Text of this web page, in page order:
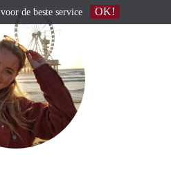
voor de beste service OK!